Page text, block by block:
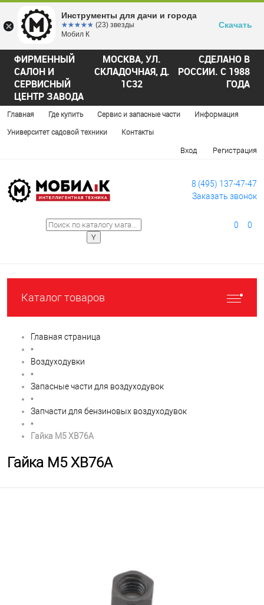
ФИРМЕННЫЙ
САЛОН И
СЕРВИСНЫЙ
ЦЕНТР ЗАВОДА
МОСКВА, УЛ.
СКЛАДОЧНАЯ, Д.
1С32
СДЕЛАНО В
РОССИИ. С 1988
ГОДА
Главная Где купить Сервис и запасные части Информация
Университет садовой техники Контакты
Вход Регистрация
8 (495) 137-47-47
Заказать звонок
0 0
Каталог товаров
Главная страница
•
Воздуходувки
•
Запасные части для воздуходувок
•
Запчасти для бензиновых воздуходувок
•
Гайка M5 XB76A
Гайка M5 XB76A
Инструменты для дачи и города
☆☆☆☆☆
★★★★★ (23) звезды
Мобил К
Скачать